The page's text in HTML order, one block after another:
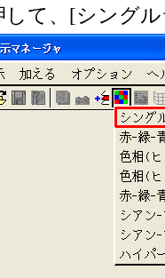
して、[シング